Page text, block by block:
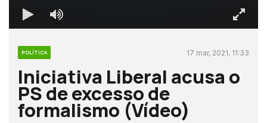
POLÍTICA 17 mar, 2021, 11:33
Iniciativa Liberal acusa o
PS de excesso de
formalismo (Vídeo)